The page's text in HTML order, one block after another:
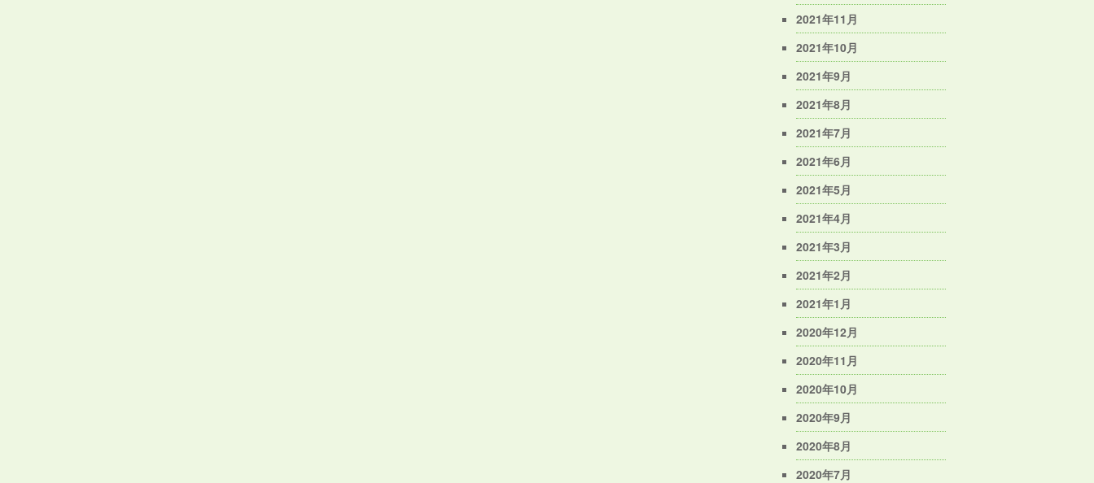
2021年11月
2021年10月
2021年9月
2021年8月
2021年7月
2021年6月
2021年5月
2021年4月
2021年3月
2021年2月
2021年1月
2020年12月
2020年11月
2020年10月
2020年9月
2020年8月
2020年7月